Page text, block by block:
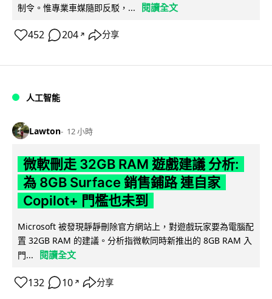
制令。惟專業車媒隨即反駁，...
閱讀全文
452 204 ↗ 分享
人工智能
Lawton 12 小時
微軟刪走 32GB RAM 遊戲建議 分析:
為 8GB Surface 銷售鋪路 連自家
Copilot+ 門檻也未到
Microsoft 被發現靜靜刪除官方網站上，對遊戲玩家要為電腦配
置 32GB RAM 的建議。分析指微軟同時新推出的 8GB RAM 入
門...
閱讀全文
132 10 ↗ 分享